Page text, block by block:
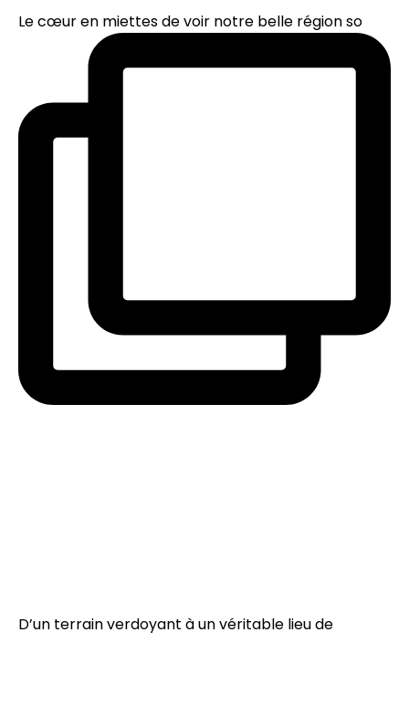
Le cœur en miettes de voir notre belle région so
D’un terrain verdoyant à un véritable lieu de